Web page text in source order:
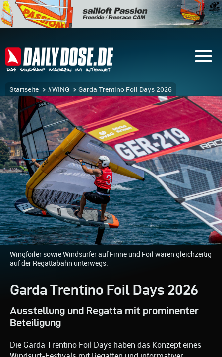
Startseite #WING Garda Trentino Foil Days 2026
Wingfoiler sowie Windsurfer auf Finne und Foil waren gleichzeitig
auf der Regattabahn unterwegs.
Garda Trentino Foil Days 2026
Ausstellung und Regatta mit prominenter
Beteiligung
Die Garda Trentino Foil Days haben das Konzept eines